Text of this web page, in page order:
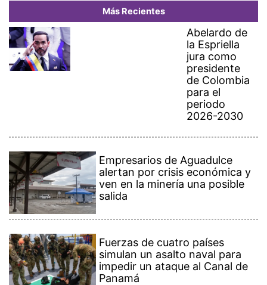
Más Recientes
Abelardo de
la Espriella
jura como
presidente
de Colombia
para el
periodo
2026-2030
Empresarios de Aguadulce
alertan por crisis económica y
ven en la minería una posible
salida
Fuerzas de cuatro países
simulan un asalto naval para
impedir un ataque al Canal de
Panamá